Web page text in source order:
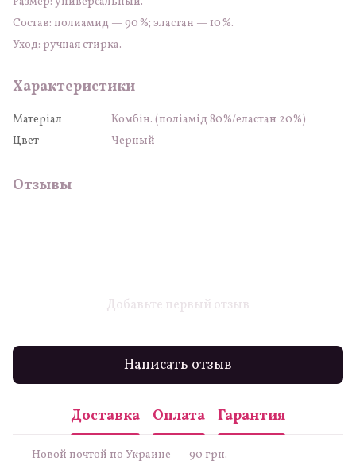
Состав: полиамид — 90 %; эластан — 10 %.
Уход: ручная стирка.
Характеристики
Матеріал
Комбін. (поліамід 80%/еластан 20%)
Цвет
Черный
Отзывы
Добавьте первый отзыв
Написать отзыв
Доставка Оплата Гарантия
Новой почтой по Украине — 90 грн.